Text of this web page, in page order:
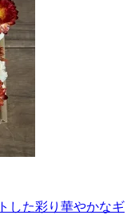
した彩り華やかなギ